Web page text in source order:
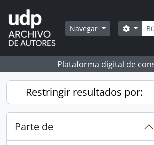
Skip to main content
Navegar
Plataforma digital de
Restringir resultados por:
Parte de